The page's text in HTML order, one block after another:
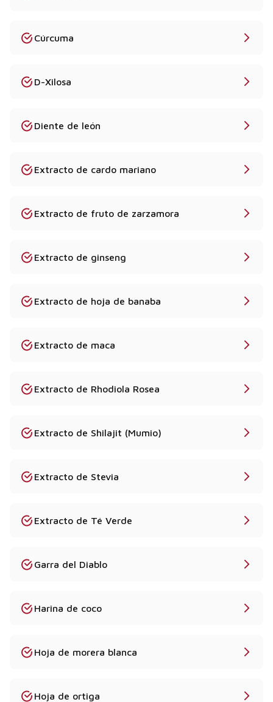
Cúrcuma
D-Xilosa
Diente de león
Extracto de cardo mariano
Extracto de fruto de zarzamora
Extracto de ginseng
Extracto de hoja de banaba
Extracto de maca
Extracto de Rhodiola Rosea
Extracto de Shilajit (Mumio)
Extracto de Stevia
Extracto de Té Verde
Garra del Diablo
Harina de coco
Hoja de morera blanca
Hoja de ortiga